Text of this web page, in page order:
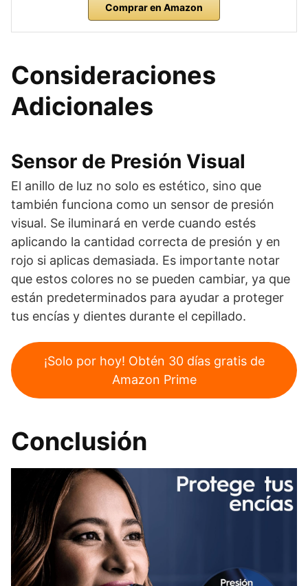
Comprar en Amazon
Consideraciones
Adicionales
Sensor de Presión Visual
El anillo de luz no solo es estético, sino que
también funciona como un sensor de presión
visual. Se iluminará en verde cuando estés
aplicando la cantidad correcta de presión y en
rojo si aplicas demasiada. Es importante notar
que estos colores no se pueden cambiar, ya que
están predeterminados para ayudar a proteger
tus encías y dientes durante el cepillado.
¡Solo por hoy! Obtén 30 días gratis de
Amazon Prime
Conclusión